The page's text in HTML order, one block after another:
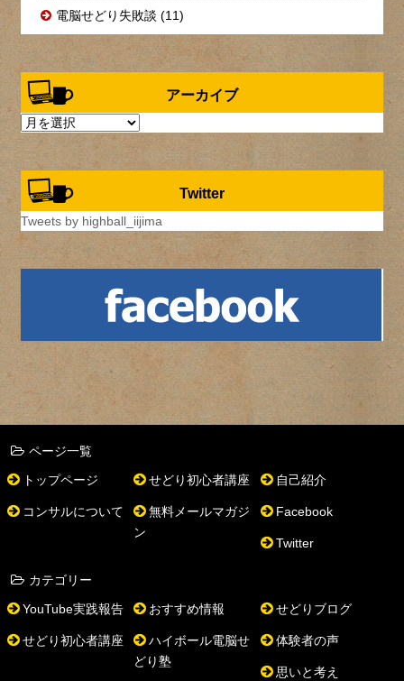
電脳せどり失敗談 (11)
アーカイブ
ア
カ
イ
ブ
Twitter
Tweets by highball_iijima
ページ一覧
トップページ
せどり初心者講座 自己紹介
コンサルについて
無料メールマガジ
ン
Facebook
Twitter
カテゴリー
YouTube実践報告
おすすめ情報 せどりブログ
せどり初心者講座
ハイボール電脳せ
どり塾
体験者の声
思いと考え